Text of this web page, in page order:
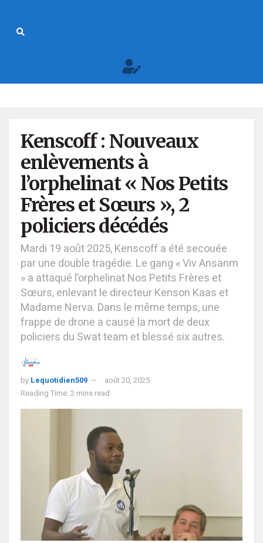
Kenscoff : Nouveaux
enlèvements à
l’orphelinat « Nos Petits
Frères et Sœurs », 2
policiers décédés
Mardi 19 août 2025, Kenscoff a été secouée
par une double tragédie. Le gang « Viv Ansanm
» a attaqué l’orphelinat Nos Petits Frères et
Sœurs, enlevant le directeur Kenson Kaas et
Madame Nerva. Dans le même temps, une
frappe de drone a causé la mort de deux
policiers du Swat team et blessé six autres.
by Lequotidien509
août 20, 2025
Reading Time: 2 mins read